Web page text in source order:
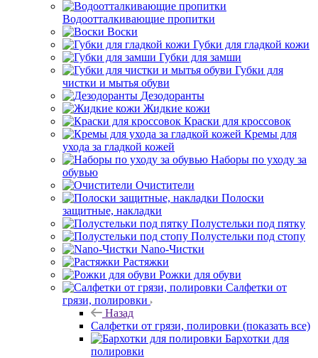
Водоотталкивающие пропитки
Воски
Губки для гладкой кожи
Губки для замши
Губки для
чистки и мытья обуви
Дезодоранты
Жидкие кожи
Краски для кроссовок
Кремы для
ухода за гладкой кожей
Наборы по уходу за
обувью
Очистители
Полоски
защитные, накладки
Полустельки под пятку
Полустельки под стопу
Nano-Чистки
Растяжки
Рожки для обуви
Салфетки от
грязи, полировки
Назад
Салфетки от грязи, полировки (показать все)
Бархотки для
полировки